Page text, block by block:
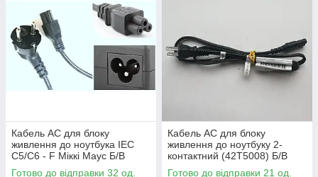
Кабель AC для блоку
живлення до ноутбука IEC
C5/C6 - F Міккі Маус Б/В
Готово до відправки 32 од.
Кабель AC для блоку
живлення до ноутбуку 2-
контактний (42T5008) Б/В
Готово до відправки 21 од.